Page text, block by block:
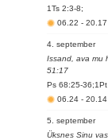
1Ts 2:3-8;
06.22-20.17
4. september
Issand, ava mu
51:17
Ps 68:25-
06.24-20.14
5. september
Üksnes Sinu